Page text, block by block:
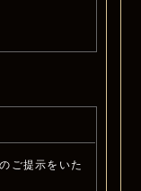
ご提示をいた